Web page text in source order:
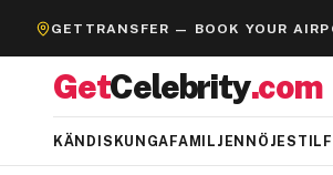
GETTRANSFER — BOOK YOUR
GetCelebrity.com
KÄNDIS KUNGAFAMILJEN NÖJESTIL